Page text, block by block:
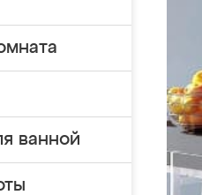
ванной